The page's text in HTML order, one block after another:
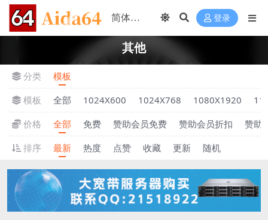
登录
其他
分类
模板
模板
全部 1024X600 1024X768 1080X1920
价格
全部 免费 赞助会员免费 赞助会员折扣
赞助
排序
最新 热度 点赞 收藏 更新 随机